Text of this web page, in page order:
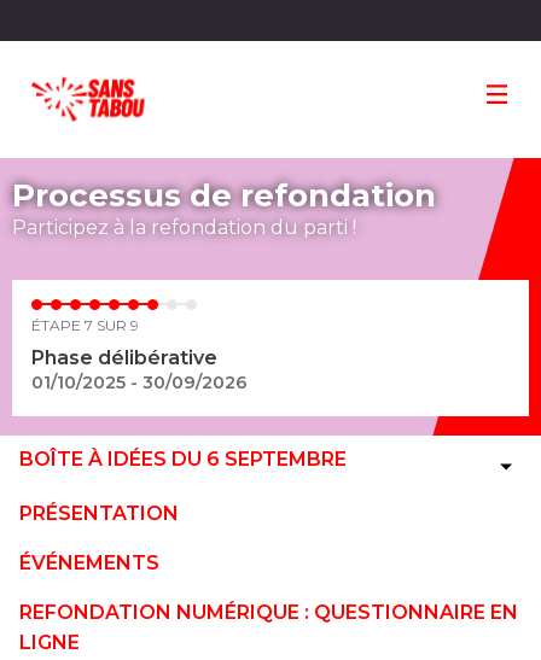
Processus de refondation
Participez à la refondation du parti !
ÉTAPE 7 SUR 9
Phase délibérative
01/10/2025 - 30/09/2026
BOÎTE À IDÉES DU 6 SEPTEMBRE
PRÉSENTATION
ÉVÉNEMENTS
REFONDATION NUMÉRIQUE : QUESTIONNAIRE EN
LIGNE